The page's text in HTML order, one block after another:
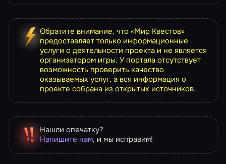
Обратите внимание, что «Мир Квестов»
предоставляет только информационные
услуги о деятельности проекта и не является
организатором игры. У портала отсутствует
возможность проверить качество
оказываемых услуг, а вся информация о
проекте собрана из открытых источников.
Нашли опечатку?
Напишите нам, и мы исправим!